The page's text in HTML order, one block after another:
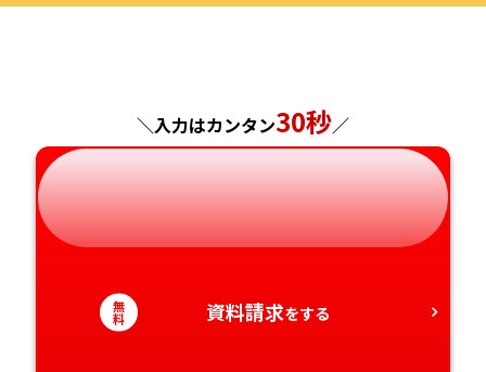
静岡県
和歌山県
山口県
徳島県
熊本県
大分県
＼入力はカンタン30秒／
無
料 資料請求をする